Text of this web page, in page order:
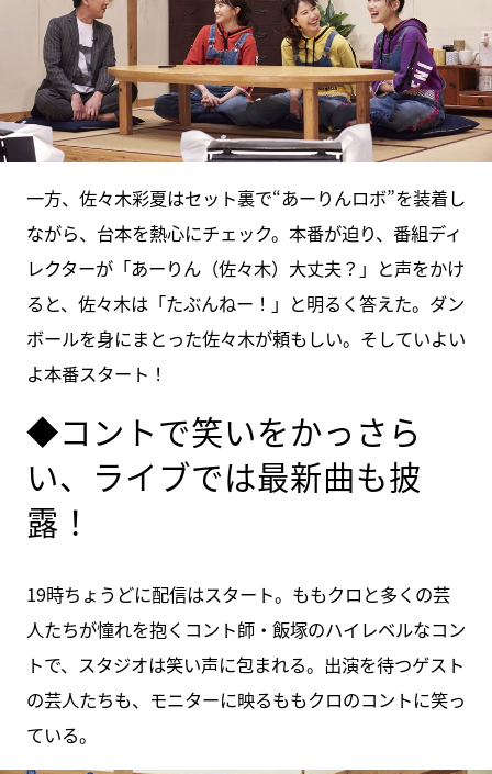
一方、佐々木彩夏はセット裏で“あーりんロボ”を装着し
ながら、台本を熱心にチェック。本番が迫り、番組ディ
レクターが「あーりん（佐々木）大丈夫？」と声をかけ
ると、佐々木は「たぶんねー！」と明るく答えた。ダン
ボールを身にまとった佐々木が頼もしい。そしていよい
よ本番スタート！
◆コントで笑いをかっさら
い、ライブでは最新曲も披
露！
19時ちょうどに配信はスタート。ももクロと多くの芸
人たちが憧れを抱くコント師・飯塚のハイレベルなコン
トで、スタジオは笑い声に包まれる。出演を待つゲスト
の芸人たちも、モニターに映るももクロのコントに笑っ
ている。